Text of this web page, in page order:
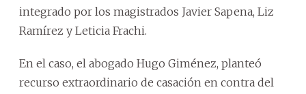
integrado por los magistrados Javier Sapena, Liz
Ramírez y Leticia Frachi.
En el caso, el abogado Hugo Giménez, planteó
recurso extraordinario de casación en contra del